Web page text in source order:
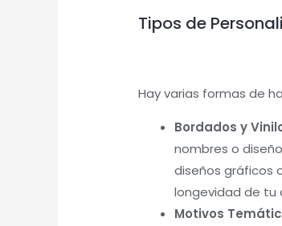
Tipos de
Hay varias formas de
Bordados y
nombres o
diseños gráficos
longevidad de tu
Motivos